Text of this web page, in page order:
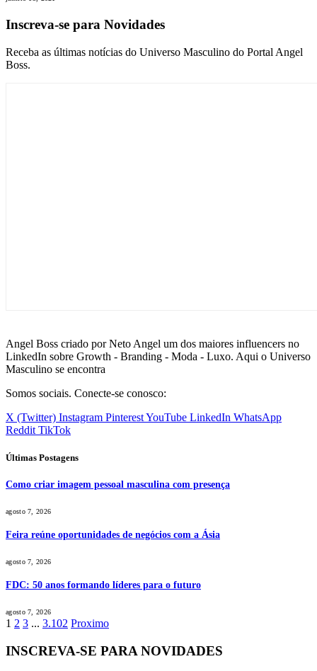
Inscreva-se para Novidades
Receba as últimas notícias do Universo Masculino do Portal Angel
Boss.
Angel Boss criado por Neto Angel um dos maiores influencers no
LinkedIn sobre Growth - Branding - Moda - Luxo. Aqui o Universo
Masculino se encontra
Somos sociais. Conecte-se conosco:
X (Twitter) Instagram PinterestYouTube LinkedIn WhatsApp
Reddit TikTok
Últimas Postagens
Como criar imagem pessoal masculina com presença
agosto 7, 2026
Feira reúne oportunidades de negócios com a Ásia
agosto 7, 2026
FDC: 50 anos formando líderes para o futuro
agosto 7, 2026
1 2 3 ... 3.102 Proximo
INSCREVA-SE PARA NOVIDADES